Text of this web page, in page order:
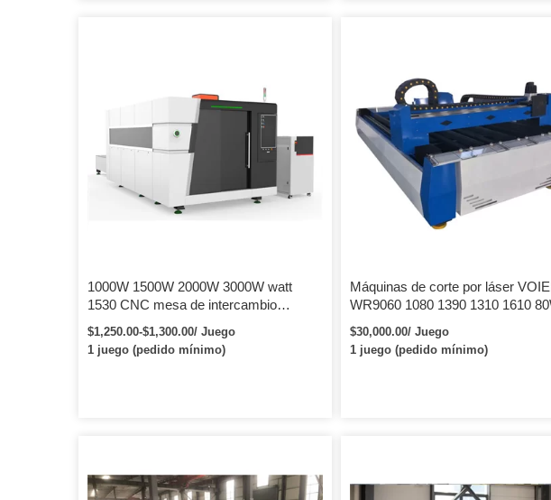
metálicos delgados. Tales como prendas de
vestir, cuero, muebles, paquetes, impresión,
publicidad, decoración, arquitectura,
productos de papel, moldes, etc. 130W,
150W (máximo 6000 horas.
del tubo láser. Interfaz USB, admite
en línea/fuera de línea, sistema
velocidad de corte y potencia
1000W 1500W 2000W 3000W watt
1530 CNC mesa de intercambio
cerrada barata máquina de corte por
láser de fibra de tubo de placa de metal
para la venta
$1,250.00-$1,300.00/ Juego
1 juego (pedido mínimo)
Máquinas de corte por láser
WR9060 1080 1390 1310 1610
100W 130W 150W
$30,000.00/ Juego
1 juego (pedido mínimo)